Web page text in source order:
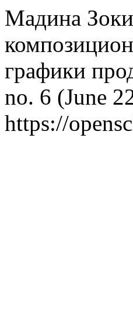
Мадина
графики
no. 6 (June
https://